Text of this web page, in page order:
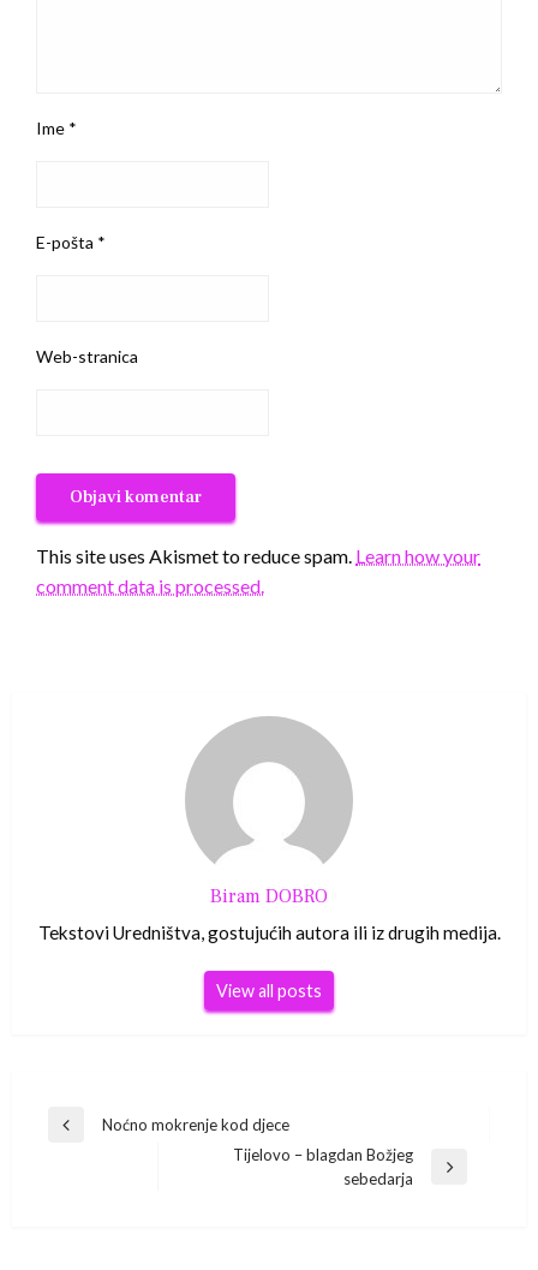
Ime *
E-pošta *
Web-stranica
This site uses Akismet to reduce spam. Learn how your
comment data is processed.
Biram DOBRO
Tekstovi Uredništva, gostujućih autora ili iz drugih medija.
View all posts
Navigacija
Previous
Noćno mokrenje kod djece
Tijelovo – blagdan Božjeg
sebedarja